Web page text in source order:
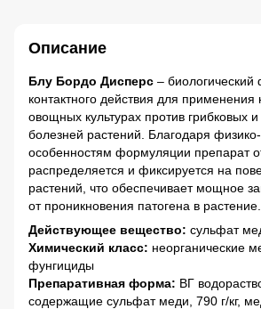
Описание
Блу Бордо Дисперс – биологический
контактного действия для
овощных культурах против грибковых
болезней растений. Благодаря
особенностям формуляции препарат
распределяется и фиксируется на
растений, что обеспечивает мощное
от проникновения патогена в растение.
Действующее вещество: сульфат
Химический класс: неорганические
фунгициды
Препаративная форма: ВГ
содержащие сульфат меди, 790 г/кг,